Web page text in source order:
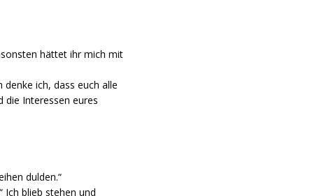
hättet ihr mich mit
ich, dass euch alle
die Interessen eures
dulden.“
Ich blieb stehen und